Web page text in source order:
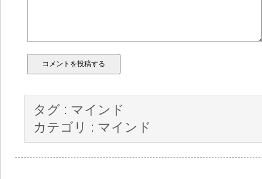
タグ : マインド
カテゴリ : マインド